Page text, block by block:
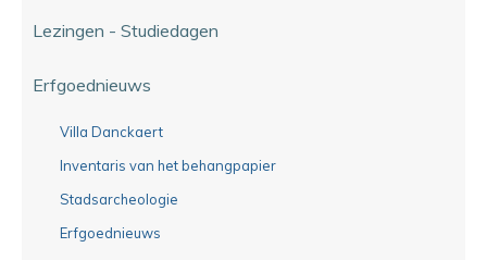
Lezingen - Studiedagen
Erfgoednieuws
Villa Danckaert
Inventaris van het behangpapier
Stadsarcheologie
Erfgoednieuws